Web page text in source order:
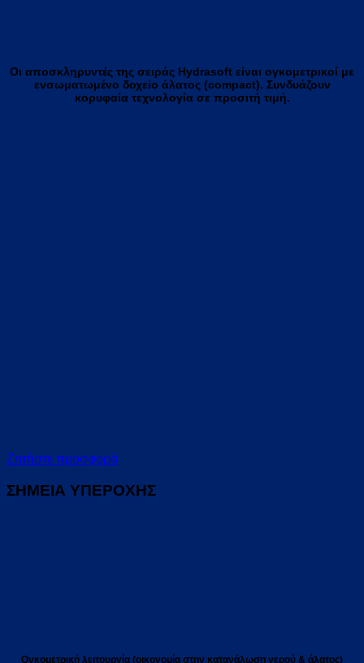
Οι αποσκληρυντές της σειράς Hydrasoft είναι ογκομετρικοί με
ενσωματωμένο δοχείο άλατος (compact). Συνδυάζουν
κορυφαία τεχνολογία σε προσιτή τιμή.
Ζητήστε προσφορά
ΣΗΜΕΙΑ ΥΠΕΡΟΧΗΣ
Ογκομετρική λειτουργία (οικονομία στην κατανάλωση νερού & άλατος)